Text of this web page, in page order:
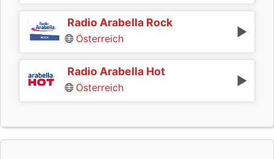
Radio Arabella Rock
Österreich
Radio Arabella Hot
Österreich